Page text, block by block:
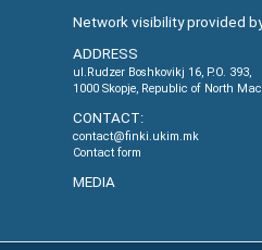
Network visibility provided
ADDRESS
ul.Rudzer Boshkovikj 16, P.O. 393,
1000 Skopje, Republic of North
CONTACT:
contact@finki.ukim.mk
Contact form
MEDIA